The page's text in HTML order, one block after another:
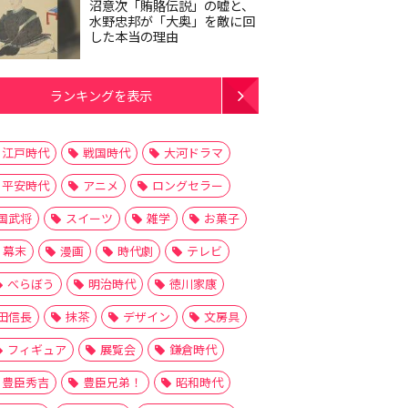
沼意次「賄賂伝説」の嘘と、
水野忠邦が「大奥」を敵に回
した本当の理由
ランキングを表示
江戸時代 戦国時代
大河ドラマ
平安時代
アニメ
ロングセラー
武将
スイーツ 雑学
お菓子
幕末
漫画 時代劇
テレビ
べらぼう
明治時代
徳川家康
信長
抹茶 デザイン
文房具
フィギュア
展覧会
鎌倉時代
豊臣秀吉
豊臣兄弟！
昭和時代